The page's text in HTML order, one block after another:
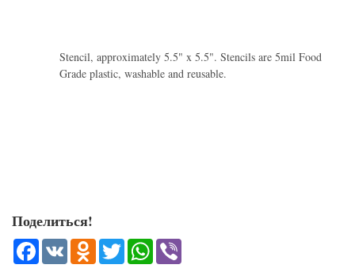
Stencil, approximately 5.5" x 5.5". Stencils are 5mil Food
Grade plastic, washable and reusable.
Поделиться!
Facebook
VK Odnoklassniki
TwitterWhatsApp